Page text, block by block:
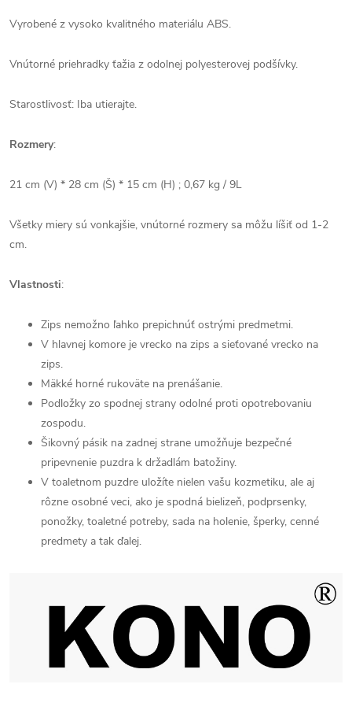
Vyrobené z vysoko kvalitného materiálu ABS.
Vnútorné priehradky ťažia z odolnej polyesterovej podšívky.
Starostlivosť: Iba utierajte.
Rozmery:
21 cm (V) * 28 cm (Š) * 15 cm (H) ; 0,67 kg / 9L
Všetky miery sú vonkajšie, vnútorné rozmery sa môžu líšiť od 1-2
cm.
Vlastnosti:
Zips nemožno ľahko prepichnúť ostrými predmetmi.
V hlavnej komore je vrecko na zips a sieťované vrecko na
zips.
Mäkké horné rukoväte na prenášanie.
Podložky zo spodnej strany odolné proti opotrebovaniu
zospodu.
Šikovný pásik na zadnej strane umožňuje bezpečné
pripevnenie puzdra k držadlám batožiny.
V toaletnom puzdre uložíte nielen vašu kozmetiku, ale aj
rôzne osobné veci, ako je spodná bielizeň, podprsenky,
ponožky, toaletné potreby, sada na holenie, šperky, cenné
predmety a tak ďalej.